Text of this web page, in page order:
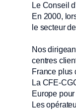
Le Conseil
En 2000,
le secteur
Nos
centres
France plus
La CFE-
Europe
Les